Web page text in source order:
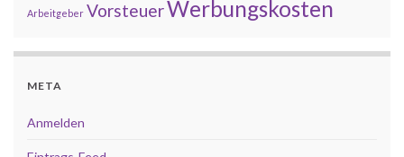
Arbeitgeber VorsteuerWerbungskosten
META
Anmelden